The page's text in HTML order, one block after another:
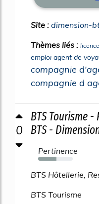
Site : dimension-
Thèmes liés :
emploi agent de
compagnie
compagnie d
0
BTS Tourisme
BTS -
Pertinence
53%
BTS Hôtellerie,
BTS Tourisme